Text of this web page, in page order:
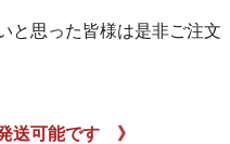
と思った皆様は是非ご注文
送可能です 》